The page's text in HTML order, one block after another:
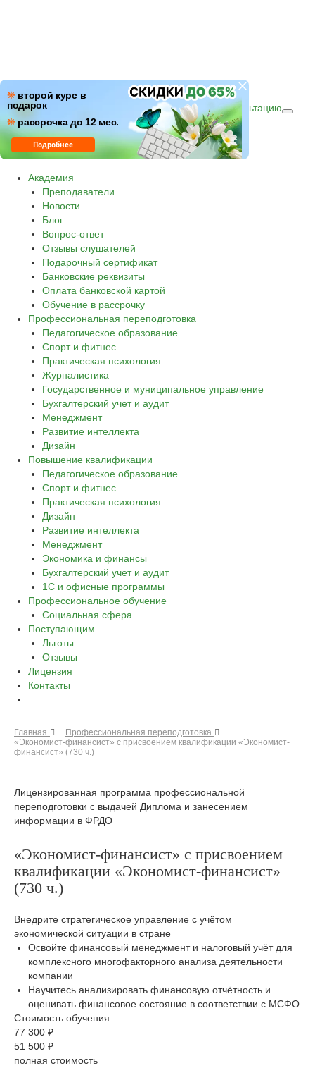
❋ второй курс в
подарок
❋ рассрочка до 12 мес.
Подробнее 8 800 500-30-45
ПН–ПТ: c 09:00 до 18:00
СБ–ВС: с 10:00 до 16:00 по (МСК)
Звонок по России бесплатный.
Получить консультацию
Академия
Преподаватели
Новости
Блог
Вопрос-ответ
Отзывы слушателей
Подарочный сертификат
Банковские реквизиты
Оплата банковской картой
Обучение в рассрочку
Профессиональная переподготовка
Педагогическое образование
Спорт и фитнес
Практическая психология
Журналистика
Государственное и муниципальное управление
Бухгалтерский учет и аудит
Менеджмент
Развитие интеллекта
Дизайн
Повышение квалификации
Педагогическое образование
Спорт и фитнес
Практическая психология
Дизайн
Развитие интеллекта
Менеджмент
Экономика и финансы
Бухгалтерский учет и аудит
1С и офисные программы
Профессиональное обучение
Социальная сфера
Поступающим
Льготы
Отзывы
Лицензия
Контакты
Главная
Профессиональная переподготовка
«Экономист-финансист» с присвоением квалификации «Экономист-
финансист» (730 ч.)
Лицензированная программа профессиональной
переподготовки с выдачей Диплома и занесением
информации в ФРДО
«Экономист-финансист» с присвоением
квалификации «Экономист-финансист»
(730 ч.)
Внедрите стратегическое управление с учётом
экономической ситуации в стране
Освойте финансовый менеджмент и налоговый учёт для
комплексного многофакторного анализа деятельности
компании
Научитесь анализировать финансовую отчётность и
оценивать финансовое состояние в соответствии с МСФО
Стоимость обучения:
77 300 ₽
51 500 ₽
полная стоимость